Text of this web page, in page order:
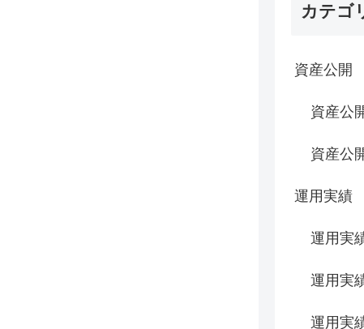
カテゴ
資産公開
資産公
資産公
運用実績
運用実
運用実
運用実